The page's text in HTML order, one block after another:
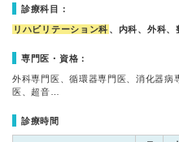
診療科目：
リハビリテーション科 、内科、外科、
専門医・資格：
外科専門医、循環器専門医、消化器病
医、超音…
診療時間